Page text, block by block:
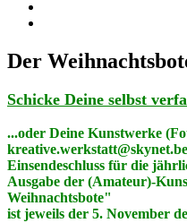
Der
Schicke Deine selbst
...oder Deine Kunstwerke
kreative.werkstatt@skynet.be
Einsendeschluss für die
Ausgabe der (Amateur)-
Weihnachtsbote"
ist jeweils der 5. November